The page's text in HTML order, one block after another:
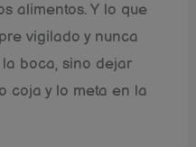
alimentos. Y lo que
vigilado y nunca
boca, sino dejar
coja y lo meta en la